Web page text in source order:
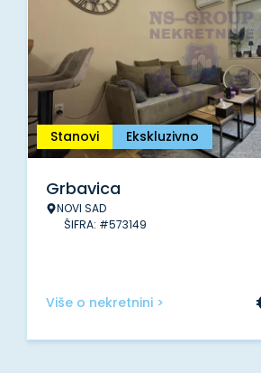
Stanovi Ekskluzivno
Grbavica
NOVI SAD
ŠIFRA: #573149
Više o nekretnini >